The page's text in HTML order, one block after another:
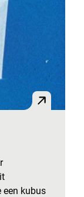
een kubus